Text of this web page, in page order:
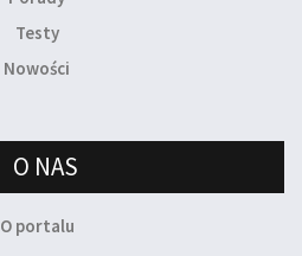
Testy
Nowości
O NAS
O portalu